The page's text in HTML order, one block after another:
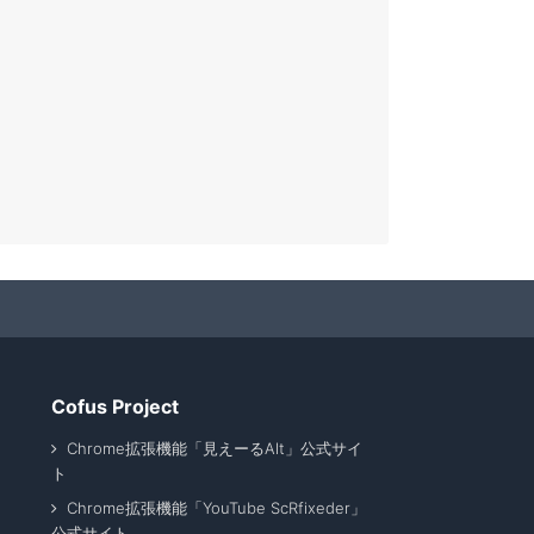
Cofus Project
Chrome拡張機能「見えーるAlt」公式サイ
ト
Chrome拡張機能「YouTube ScRfixeder」